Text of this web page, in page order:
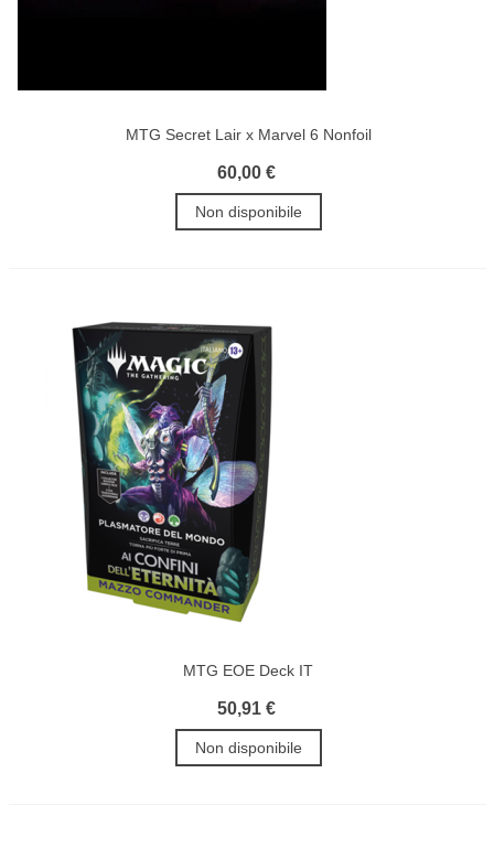
MTG Secret Lair x Marvel 6 Nonfoil
60,00 €
Non disponibile
MTG EOE Deck IT
50,91 €
Non disponibile